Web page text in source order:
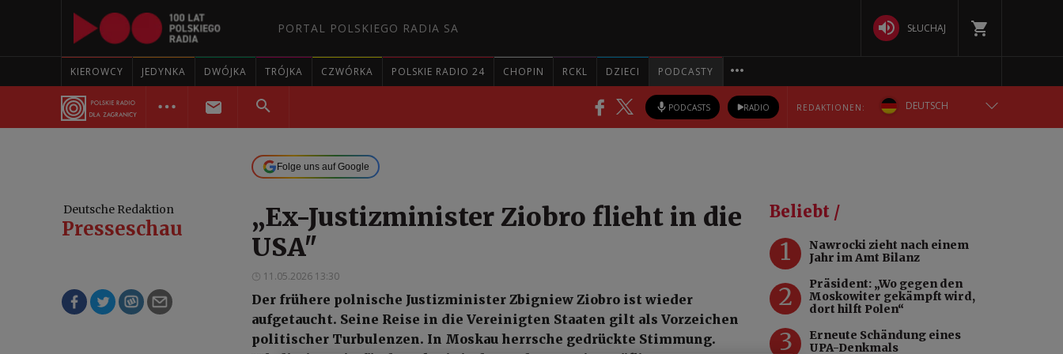
PORTAL POLSKIEGO RADIA SA SŁUCHAJ
KIEROWCY JEDYNKA DWÓJKA TRÓJKA CZWÓRKA POLSKIE RADIO 24 CHOPIN RCKL DZIECI PODCASTY
PODCASTS RADIO REDAKTIONEN: DEUTSCH
БЕЛАРУСКАЯ
УКРАЇНСЬКА
Folge uns auf Google
Deutsche Redaktion
Presseschau
„Ex-Justizminister Ziobro flieht in die
USA"
11.05.2026 13:30
Der frühere polnische Justizminister Zbigniew Ziobro ist wieder
aufgetaucht. Seine Reise in die Vereinigten Staaten gilt als Vorzeichen
politischer Turbulenzen. In Moskau herrsche gedrückte Stimmung.
Beliebt /
1
Nawrocki zieht nach einem
Jahr im Amt Bilanz
2
Präsident: „Wo gegen den
Moskowiter gekämpft wird,
dort hilft Polen“
3
Erneute Schändung eines
UPA-Denkmals